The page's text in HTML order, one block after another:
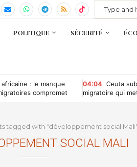
POLITIQUE SÉCURITÉ
: le manque
compromet
04:04 Ceuta
migratoire qui
tagged with "développement social Mali"
SOCIAL MALI